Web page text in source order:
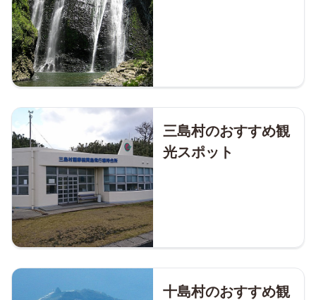
三島村のおすすめ観
光スポット
十島村のおすすめ観